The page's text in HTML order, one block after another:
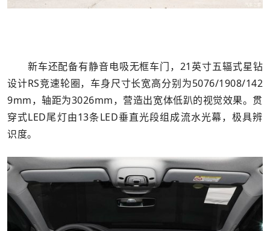
新车还配备有静音电吸无框车门，21英寸五辐式星钻
设计RS竞速轮圈，车身尺寸长宽高分别为5076/1908/142
9mm，轴距为3026mm，营造出宽体低趴的视觉效果。贯
穿式LED尾灯由13条LED垂直光段组成流水光幕，极具辨
识度。